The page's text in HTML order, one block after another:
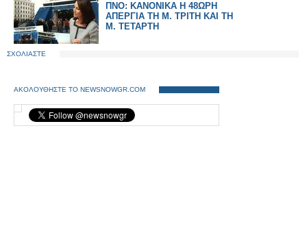
ΠΝΟ: ΚΑΝΟΝΙΚΑ Η 48ΩΡΗ
ΑΠΕΡΓΙΑ ΤΗ Μ. ΤΡΙΤΗ ΚΑΙ ΤΗ
Μ. ΤΕΤΑΡΤΗ
ΣΧΟΛΙΑΣΤΕ
ΑΚΟΛΟΥΘΗΣΤΕ ΤΟ NEWSNOWGR.COM